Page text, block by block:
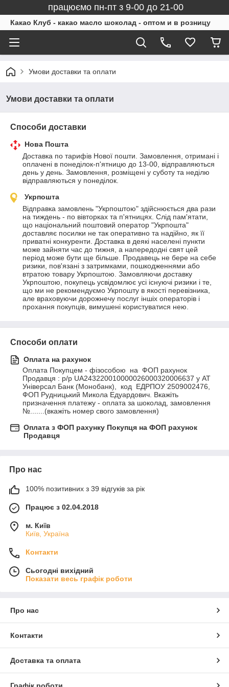
працюємо пн-пт з 9-00 до 21-00
Какао Клуб - какао масло шоколад - оптом и в розницу
Умови доставки та оплати
Умови доставки та оплати
Способи доставки
Нова Пошта
Доставка по тарифів Нової пошти. Замовлення, отримані і
оплачені в понеділок-п'ятницю до 13-00, відправляються
день у день. Замовлення, розміщені у суботу та неділю
відправляються у понеділок.
Укрпошта
Відправка замовлень "Укрпоштою" здійснюється два рази
на тиждень - по вівторках та п'ятницях. Слід пам'ятати,
що національний поштовий оператор "Укрпошта"
доставляє посилки не так оперативно та надійно, як її
приватні конкуренти. Доставка в деякі населені пункти
може зайняти час до тижня, а напередодні свят цей
період може бути ще більше. Продавець не бере на себе
ризики, пов'язані з затримками, пошкодженнями або
втратою товару Укрпоштою. Замовляючи доставку
Укрпоштою, покупець усвідомлює усі існуючі ризики і те,
що ми не рекомендуємо Укрпошту в якості перевізника,
але враховуючи дорожнечу послуг іншіх операторів і
прохання покупців, вимушені користуватися нею.
Способи оплати
Оплата на рахунок
Оплата Покупцем - фізособою  на  ФОП рахунок
Продавця : р/р UA243220010000026000320006637 у АТ
Універсал Банк (Монобанк),  код  ЕДРПОУ 2509002476,
ФОП Рудницький Микола Едуардович. Вкажіть
призначення платежу - оплата за шоколад, замовлення
№.......(вкажіть номер свого замовлення)
Оплата з ФОП рахунку Покупця на ФОП рахунок
Продавця
Про нас
100% позитивних з 39 відгуків за рік
Працює з 02.04.2018
м. Київ
Київ, Україна
Контакти
Сьогодні вихідний
Показати весь графік роботи
Про нас
Контакти
Доставка та оплата